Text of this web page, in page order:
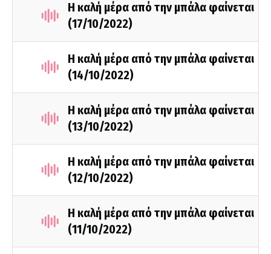
Η καλή μέρα από την μπάλα φαίνεται
(17/10/2022)
Η καλή μέρα από την μπάλα φαίνεται
(14/10/2022)
Η καλή μέρα από την μπάλα φαίνεται
(13/10/2022)
Η καλή μέρα από την μπάλα φαίνεται
(12/10/2022)
Η καλή μέρα από την μπάλα φαίνεται
(11/10/2022)